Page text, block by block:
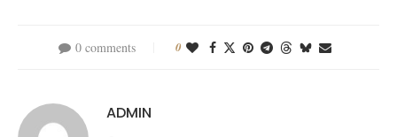
0 comments 0
ADMIN